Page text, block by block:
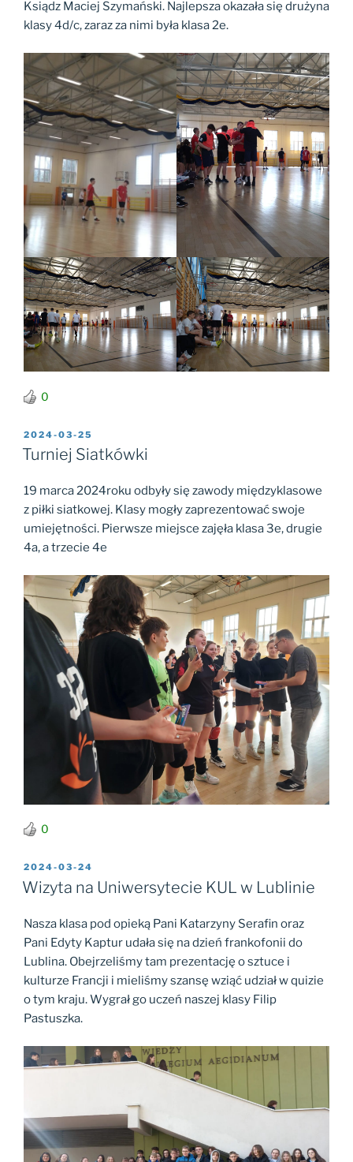
Ksiądz Maciej Szymański. Najlepsza okazała się drużyna
klasy 4d/c, zaraz za nimi była klasa 2e.
0
OPUBLIKOWANE
W
2024-03-25
Turniej Siatkówki
19 marca 2024roku odbyły się zawody międzyklasowe
z piłki siatkowej. Klasy mogły zaprezentować swoje
umiejętności. Pierwsze miejsce zajęła klasa 3e, drugie
4a, a trzecie 4e
0
OPUBLIKOWANE
W
2024-03-24
Wizyta na Uniwersytecie KUL w Lublinie
Nasza klasa pod opieką Pani Katarzyny Serafin oraz
Pani Edyty Kaptur udała się na dzień frankofonii do
Lublina. Obejrzeliśmy tam prezentację o sztuce i
kulturze Francji i mieliśmy szansę wziąć udział w quizie
o tym kraju. Wygrał go uczeń naszej klasy Filip
Pastuszka.